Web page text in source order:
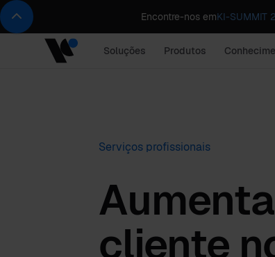
Encontre-nos emKI-SUMMIT
Soluções Produtos
Serviços profissionais
cliente